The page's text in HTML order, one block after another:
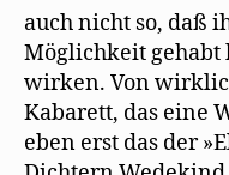
auch nicht so, daß
Möglichkeit gehabt
wirken. Von
Kabarett, das eine
eben erst das der